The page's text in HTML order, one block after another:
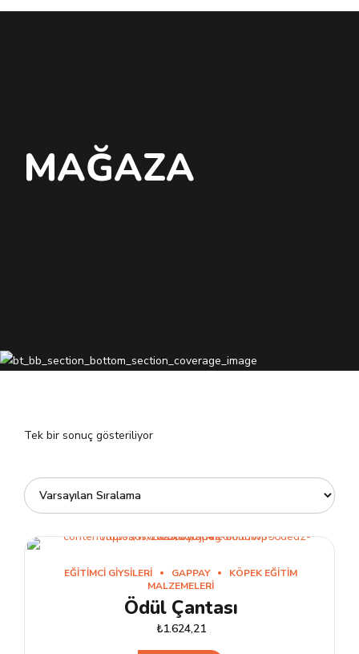
MAĞAZA
Tek bir sonuç gösteriliyor
EĞITIMCI GIYSILERI GAPPAY
KÖPEK EĞITIM
MALZEMELERI
Ödül Çantası
₺1.624,21